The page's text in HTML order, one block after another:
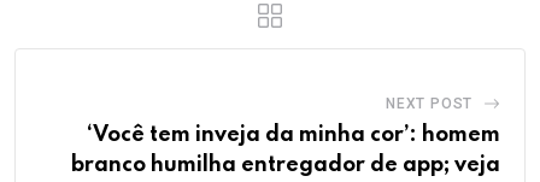
NEXT POST
‘Você tem inveja da minha cor’: homem
branco humilha entregador de app; veja